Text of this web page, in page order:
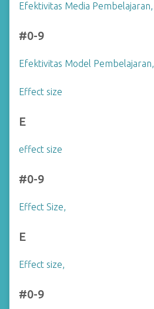
Efektivitas Media Pembelajaran,
#0-9
Efektivitas Model Pembelajaran,
Effect size
E
effect size
#0-9
Effect Size,
E
Effect size,
#0-9